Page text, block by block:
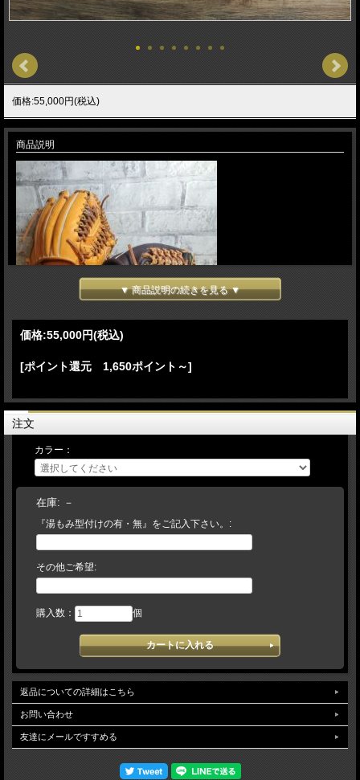
価格:55,000円(税込)
商品説明
久保田スラッガー（久保田運動具店）
KUBOTA SLUGGER
硬式グローブ
品番：KSG-MP19
セカンド・ショート・サード用
サムホールド機能
KSG-TA6のＵカット
カラー：DPオレンジ×タン/バーガンディ×タン
手袋サイズ：２２～２４ｃｍ向き
右投げ用
【お客様/ 『湯もみ型づけ有 を選択』 して商品をカートに入れてご注文】
→【当店/在庫の有無と、型づけ仕様（逆トジ・ 土手紐抜き・手首調整など）をメ
ールでご連絡致します。ご不明な場合は電話・メール等でお問い 合わせ下さい】
→【お客様/ご希望事項を記載の上、仕様書を返信】→【当店/確認後、加工を致し
ます】 （湯もみ型付け加工日数は約７～1４日）【店頭でも販売しておりますの
で、タイミングによっては、まれに品切れとなっている場合がございます。その場
合は入荷をお待ちいただくか、キャンセルにて取り扱わせて頂きます。】
予告なく仕様（カラー・刻印・ラベル等）変更になる場合がございます。ご了承下
さい。
▼ 商品説明の続きを見る ▼
価格:55,000円(税込)
[ポイント還元 1,650ポイント～]
注文
カラー：
在庫: －
『湯もみ型付けの有・無』をご記入下さい。:
その他ご希望:
購入数： 個
返品についての詳細はこちら
お問い合わせ
友達にメールですすめる